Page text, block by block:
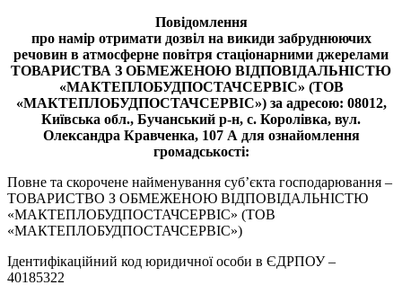
Повідомлення
про намір отримати дозвіл на викиди забруднюючих
речовин в атмосферне повітря стаціонарними джерелами
ТОВАРИСТВА З ОБМЕЖЕНОЮ ВІДПОВІДАЛЬНІСТЮ
«МАКТЕПЛОБУДПОСТАЧСЕРВІС» (ТОВ
«МАКТЕПЛОБУДПОСТАЧСЕРВІС») за адресою: 08012,
Київська обл., Бучанський р-н, с. Королівка, вул.
Олександра Кравченка, 107 А для ознайомлення
громадськості:
Повне та скорочене найменування суб’єкта господарювання –
ТОВАРИСТВО З ОБМЕЖЕНОЮ ВІДПОВІДАЛЬНІСТЮ
«МАКТЕПЛОБУДПОСТАЧСЕРВІС» (ТОВ
«МАКТЕПЛОБУДПОСТАЧСЕРВІС»)
Ідентифікаційний код юридичної особи в ЄДРПОУ –
40185322